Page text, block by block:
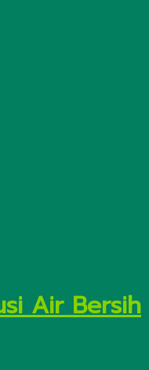
Air Bersih